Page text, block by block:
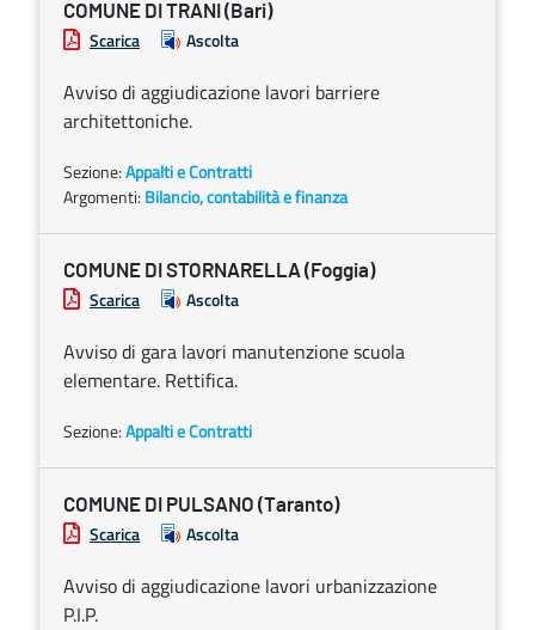
COMUNE DI TRANI (Bari)
Scarica Ascolta
Avviso di aggiudicazione lavori barriere
architettoniche.
Sezione:Appalti e Contratti
Argomenti: Bilancio, contabilità e finanza
COMUNE DI STORNARELLA (Foggia)
Scarica Ascolta
Avviso di gara lavori manutenzione scuola
elementare. Rettifica.
Sezione:Appalti e Contratti
COMUNE DI PULSANO (Taranto)
Scarica Ascolta
Avviso di aggiudicazione lavori urbanizzazione
P.I.P.